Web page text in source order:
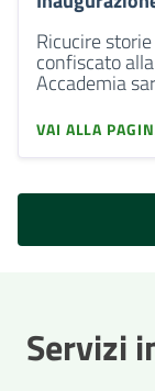
Ricucire
confiscato
Accademia
Giustizia)
VAI ALLA
Servizi